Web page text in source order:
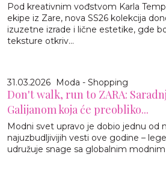
Pod kreativnim vođstvom Karla
ekipe iz Zare, nova SS26 kolekcija
izuzetne izrade i lične estetike, gde
teksture otkriv...
31.03.2026 Moda - Shopping
Don't walk, run to ZARA:
Galijanom koja će preobliko...
Modni svet upravo je dobio jednu od
najuzbudljivijih vesti ove godine –
udružuje snage sa globalnim